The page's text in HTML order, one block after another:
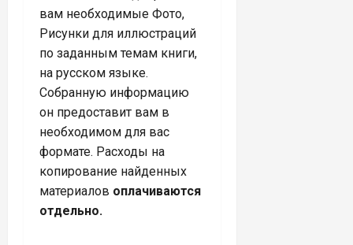
вам необходимые Фото,
Рисунки для иллюстраций
по заданным темам книги,
на русском языке.
Собранную информацию
он предоставит вам в
необходимом для вас
формате. Расходы на
копирование найденных
материалов оплачиваются
отдельно.